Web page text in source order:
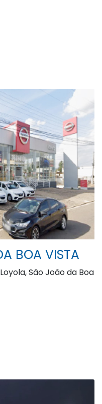
BOA VISTA
São João da Boa